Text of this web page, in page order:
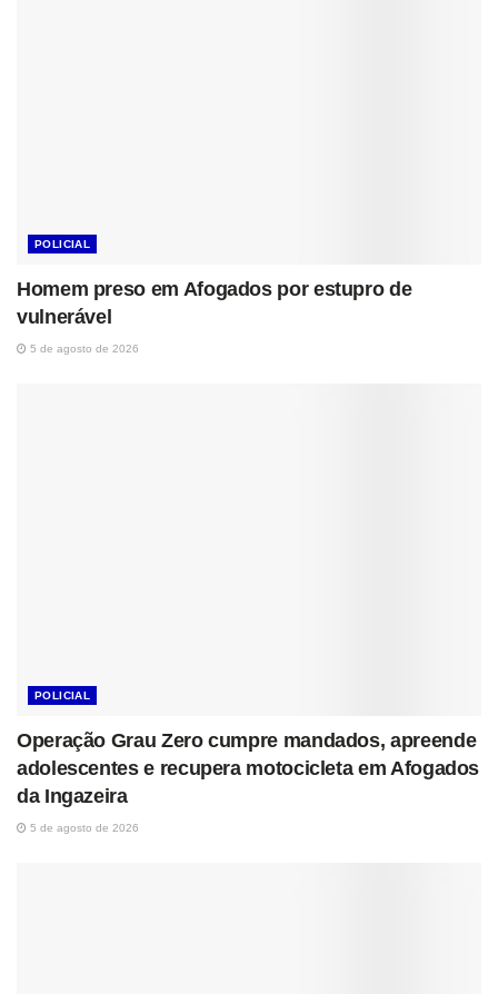
POLICIAL
Homem preso em Afogados por estupro de
vulnerável
5 de agosto de 2026
POLICIAL
Operação Grau Zero cumpre mandados, apreende
adolescentes e recupera motocicleta em Afogados
da Ingazeira
5 de agosto de 2026